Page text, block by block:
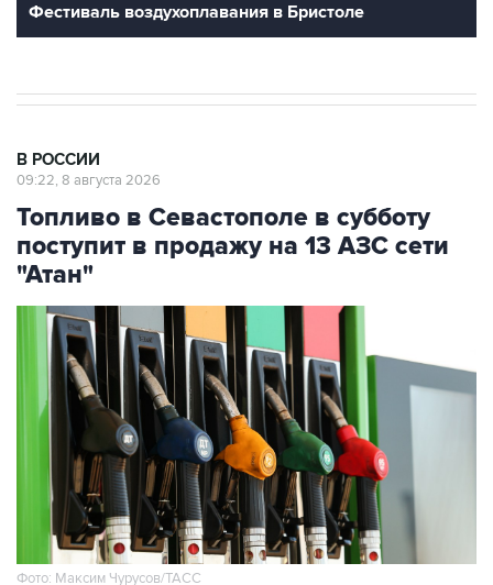
Фестиваль воздухоплавания в Бристоле
В РОССИИ
09:22, 8 августа 2026
Топливо в Севастополе в субботу
поступит в продажу на 13 АЗС сети
"Атан"
Фото: Максим Чурусов/ТАСС